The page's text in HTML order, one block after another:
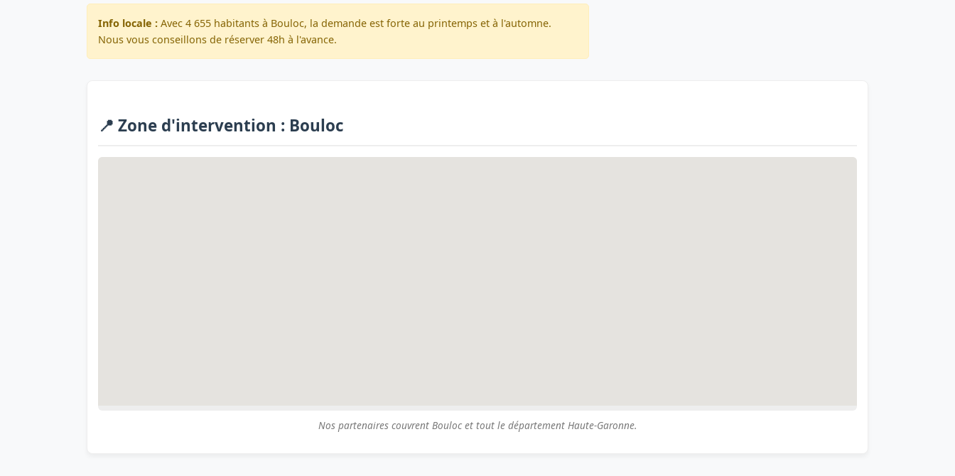
Info locale : Avec 4 655 habitants à Bouloc, la demande est forte au printemps et à l'automne.
Nous vous conseillons de réserver 48h à l'avance.
📍 Zone d'intervention : Bouloc
Nos partenaires couvrent Bouloc et tout le département Haute-Garonne.